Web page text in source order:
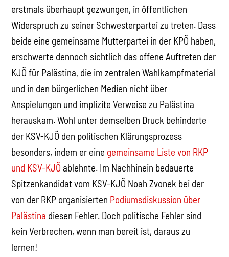
erstmals überhaupt gezwungen, in öffentlichen
Widerspruch zu seiner Schwesterpartei zu treten. Dass
beide eine gemeinsame Mutterpartei in der KPÖ haben,
erschwerte dennoch sichtlich das offene Auftreten der
KJÖ für Palästina, die im zentralen Wahlkampfmaterial
und in den bürgerlichen Medien nicht über
Anspielungen und implizite Verweise zu Palästina
herauskam. Wohl unter demselben Druck behinderte
der KSV-KJÖ den politischen Klärungsprozess
besonders, indem er eine gemeinsame Liste von RKP
und KSV-KJÖ ablehnte. Im Nachhinein bedauerte
Spitzenkandidat vom KSV-KJÖ Noah Zvonek bei der
von der RKP organisierten Podiumsdiskussion über
Palästina diesen Fehler. Doch politische Fehler sind
kein Verbrechen, wenn man bereit ist, daraus zu
lernen!